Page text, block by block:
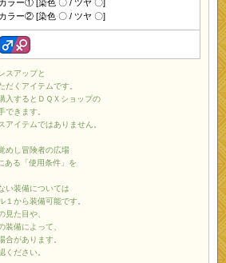
カラー① [染色 〇 / ツヤ 〇]
カラー② [染色 〇 / ツヤ 〇]
スアップと
だくアイテムです。
入するとＤＱＸショップの
できます。
イテムではありません。
めし冒険者の広場
ある「使用条件」を
い装備については
１から装備可能です。
た目や、
装備によって、
合があります。
ください。